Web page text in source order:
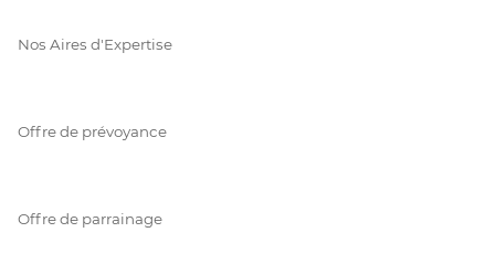
Nos Aires d'Expertise
Offre de prévoyance
Offre de parrainage